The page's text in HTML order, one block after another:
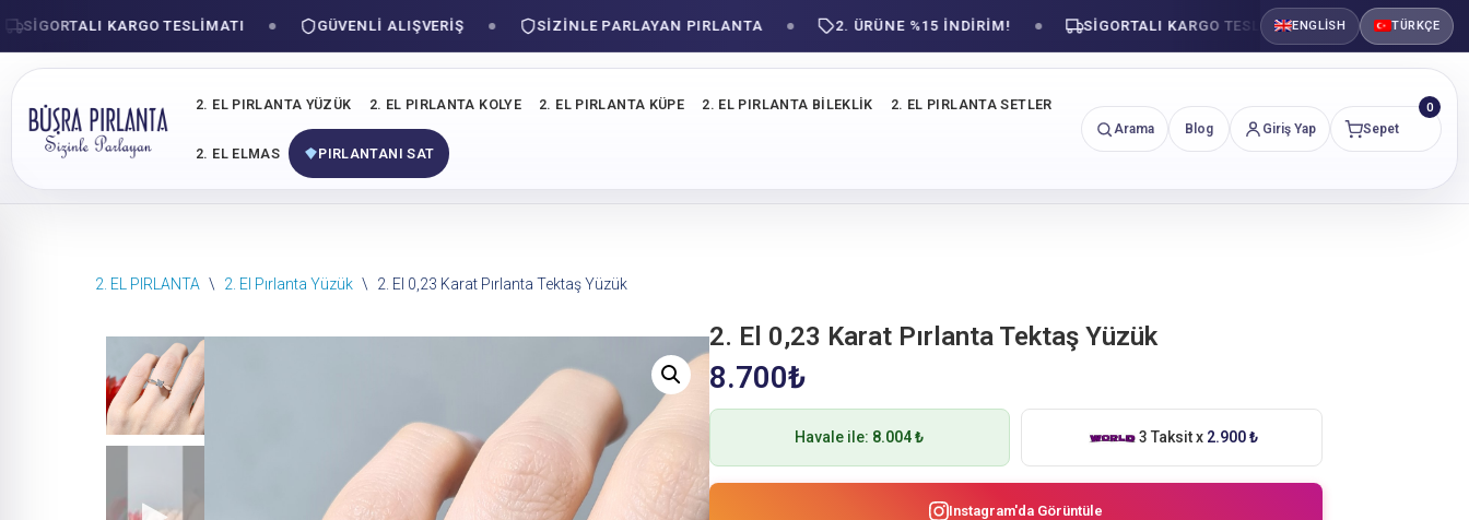
ENGLISH TÜRKÇE
KARGO TESLIMATI GÜVENLI ALIŞVERIŞ SIZINLE PARLAYAN PIRLANTA 2. ÜRÜNE %15 İNDİRİM! SIGORTALI KARGO TESLIMATI GÜVENLI
2. EL PIRLANTA YÜZÜK 2. EL PIRLANTA KOLYE 2. EL PIRLANTA KÜPE 2. EL PIRLANTA BILEKLIK 2. EL PIRLANTA SETLER
2. EL ELMAS PIRLANTANI SAT
Arama Blog Giriş Yap Sepet
0
2. EL PIRLANTA \ 2. El Pırlanta Yüzük \ 2. El 0,23 Karat Pırlanta Tektaş Yüzük
2. El 0,23 Karat Pırlanta Tektaş Yüzük
8.700₺
Havale ile: 8.004 ₺ 3 Taksit x 2.900 ₺
Instagram'da Görüntüle